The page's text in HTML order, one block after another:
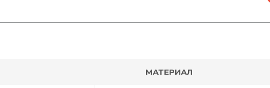
МАТЕРИАЛ